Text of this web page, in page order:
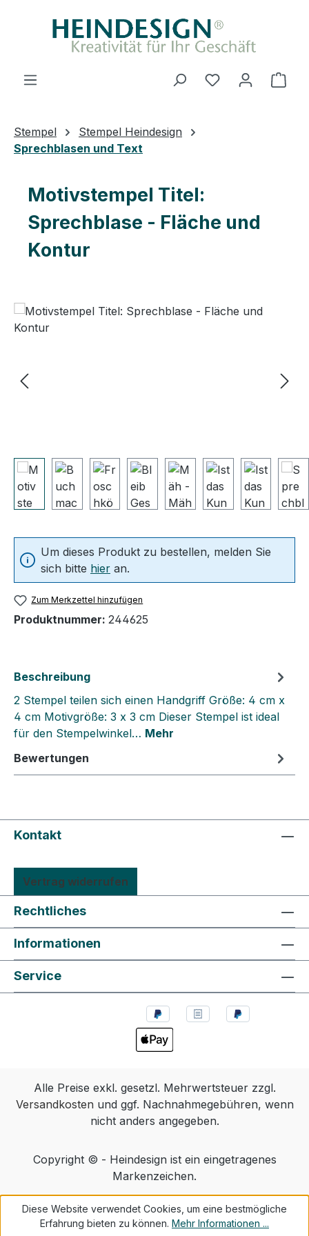
Zum Hauptinhalt springen
Du hast 0
Stempel
Stempel Heindesign
Sprechblasen und Text
Motivstempel Titel:
Sprechblase - Fläche und
Kontur
Um dieses Produkt zu bestellen, melden Sie
sich bitte hier an.
Zum Merkzettel hinzufügen
Produktnummer: 244625
Beschreibung
2 Stempel teilen sich einen Handgriff Größe: 4 cm x
4 cm Motivgröße: 3 x 3 cm Dieser Stempel ist ideal
für den Stempelwinkel… Mehr
Bewertungen
Kontakt
Vertrag widerrufen
Rechtliches
Informationen
Service
Alle Preise exkl. gesetzl. Mehrwertsteuer zzgl.
Versandkosten und ggf. Nachnahmegebühren, wenn
nicht anders angegeben.
Copyright © - Heindesign ist ein eingetragenes
Markenzeichen.
Diese Website verwendet Cookies, um eine bestmögliche
Erfahrung bieten zu können. Mehr Informationen ...